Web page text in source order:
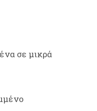
σε μικρά